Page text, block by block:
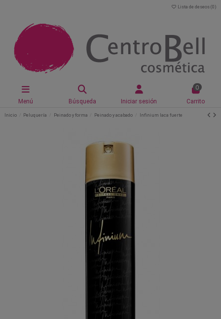
Lista de deseos (0 )
Menú Búsqueda Iniciar sesión
0
Carrito
Inicio Peluquería Peinado y forma Peinado y acabado Infinium laca fuerte